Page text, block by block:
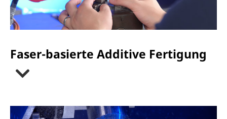
Faser-basierte Additive Fertigung